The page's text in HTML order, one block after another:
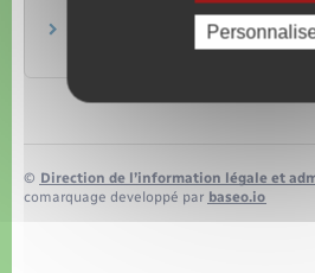
Première ministre
Créer et gérer une Maison
Ministère chargé de l'éducation
© Direction de l’information légale et
comarquage developpé par baseo.io